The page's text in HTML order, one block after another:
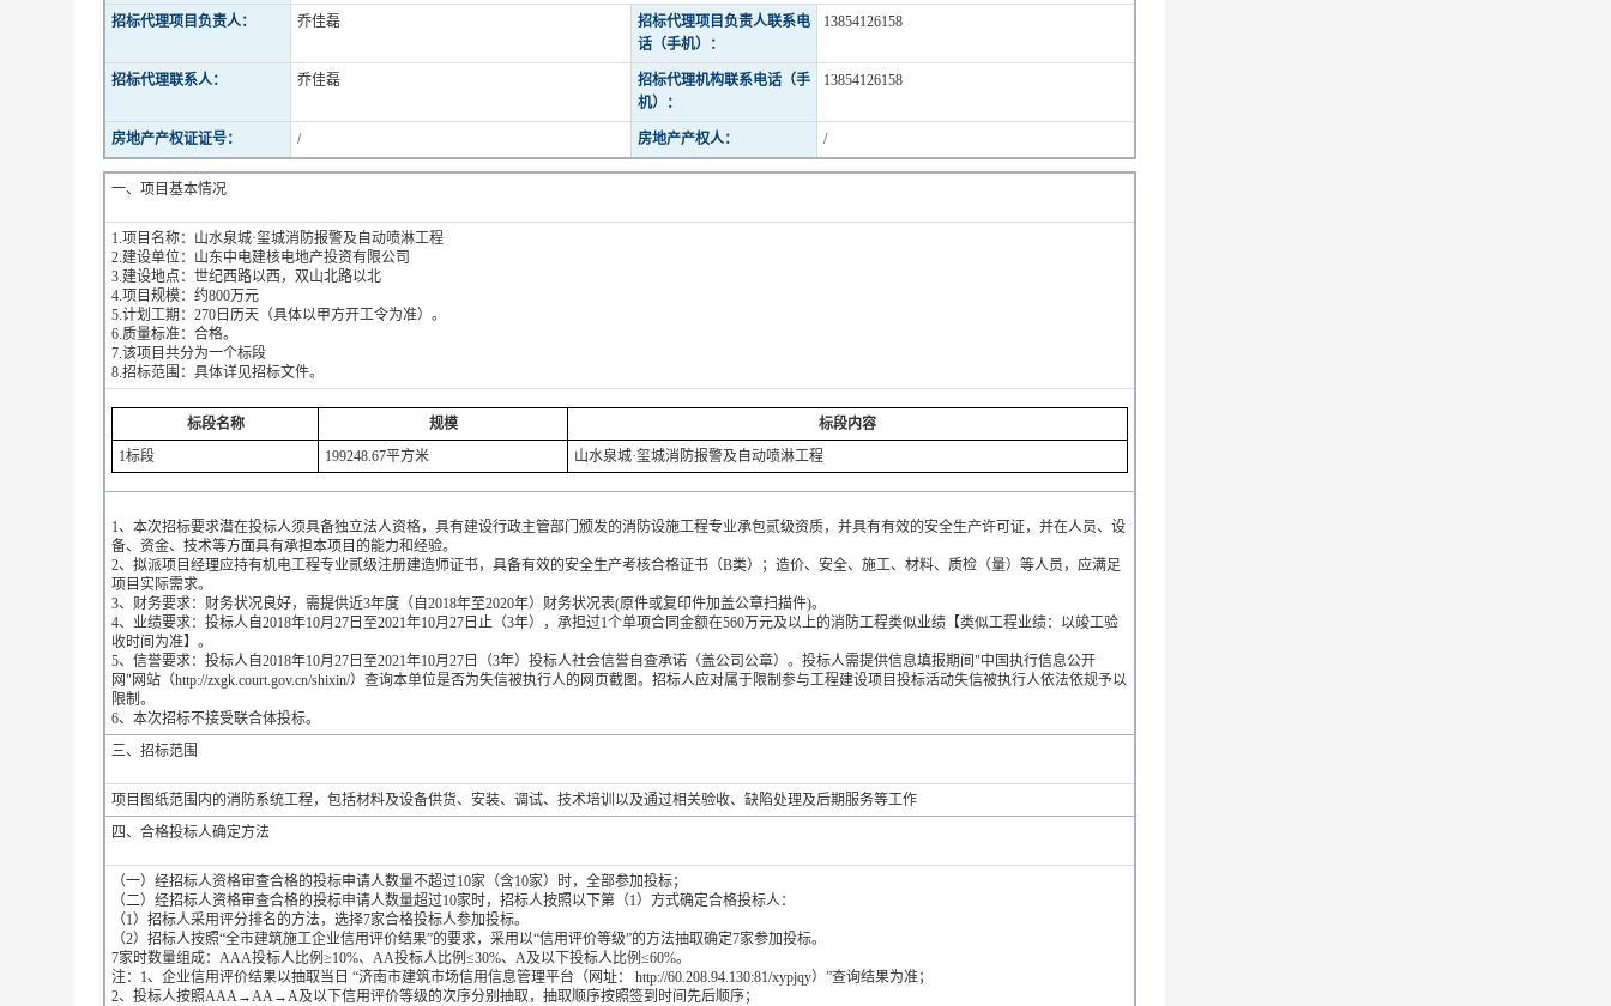
招标代理项目负责人： 乔佳磊
招标代理项目负责人联系电
话（手机）：
13854126158
招标代理联系人： 乔佳磊
招标代理机构联系电话（手
机）：
13854126158
房地产产权证证号： / 房地产产权人： /
一、项目基本情况
1.项目名称：山水泉城·玺城消防报警及自动喷淋工程
2.建设单位：山东中电建核电地产投资有限公司
3.建设地点：世纪西路以西，双山北路以北
4.项目规模：约800万元
5.计划工期：270日历天（具体以甲方开工令为准）。
6.质量标准：合格。
7.该项目共分为一个标段
8.招标范围：具体详见招标文件。
标段名称 规模
标段内容
1标段
199248.67平方米 山水泉城·玺城消防报警及自动喷淋工程
1、本次招标要求潜在投标人须具备独立法人资格，具有建设行政主管部门颁发的消防设施工程专业承包贰级资质，并具有有效的安全生产许可证，并在人员、设
备、资金、技术等方面具有承担本项目的能力和经验。
2、拟派项目经理应持有机电工程专业贰级注册建造师证书，具备有效的安全生产考核合格证书（B类）；造价、安全、施工、材料、质检（量）等人员，应满足
项目实际需求。
3、财务要求：财务状况良好，需提供近3年度（自2018年至2020年）财务状况表(原件或复印件加盖公章扫描件)。
4、业绩要求：投标人自2018年10月27日至2021年10月27日止（3年），承担过1个单项合同金额在560万元及以上的消防工程类似业绩【类似工程业绩：以竣工验
收时间为准】。
5、信誉要求：投标人自2018年10月27日至2021年10月27日（3年）投标人社会信誉自查承诺（盖公司公章）。投标人需提供信息填报期间"中国执行信息公开
网"网站（http://zxgk.court.gov.cn/shixin/）查询本单位是否为失信被执行人的网页截图。招标人应对属于限制参与工程建设项目投标活动失信被执行人依法依规予以
限制。
6、本次招标不接受联合体投标。
三、招标范围
项目图纸范围内的消防系统工程，包括材料及设备供货、安装、调试、技术培训以及通过相关验收、缺陷处理及后期服务等工作
四、合格投标人确定方法
（一）经招标人资格审查合格的投标申请人数量不超过10家（含10家）时，全部参加投标；
（二）经招标人资格审查合格的投标申请人数量超过10家时，招标人按照以下第（1）方式确定合格投标人：
（1）招标人采用评分排名的方法，选择7家合格投标人参加投标。
（2）招标人按照“全市建筑施工企业信用评价结果”的要求，采用以“信用评价等级”的方法抽取确定7家参加投标。
7家时数量组成：AAA投标人比例≥10%、AA投标人比例≤30%、A及以下投标人比例≤60%。
注：1、企业信用评价结果以抽取当日 “济南市建筑市场信用信息管理平台（网址： http://60.208.94.130:81/xypjqy）”查询结果为准；
2、投标人按照AAA→AA→A及以下信用评价等级的次序分别抽取，抽取顺序按照签到时间先后顺序；